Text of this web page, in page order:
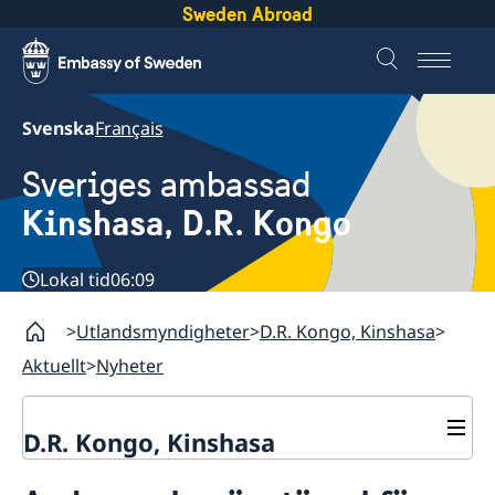
Sweden Abroad
SvenskaFrançais
Sveriges ambassad
Kinshasa, D.R. Kongo
Lokal tid06:09
Utlandsmyndigheter D.R. Kongo, Kinshasa
Aktuellt Nyheter
D.R. Kongo, Kinshasa